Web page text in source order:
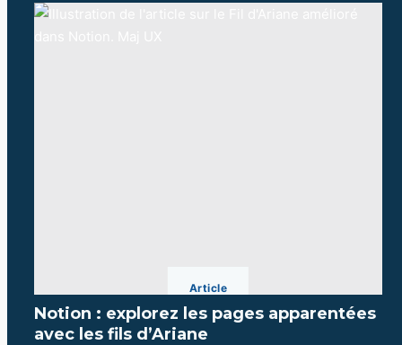
Article
Notion : explorez les pages apparentées
avec les fils d’Ariane